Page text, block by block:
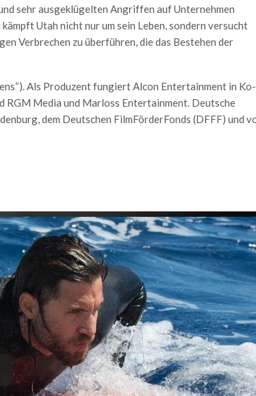
sehr ausgeklügelten Angriffen auf Unternehmen
Utah nicht nur um sein Leben, sondern versucht
Verbrechen zu überführen, die das Bestehen der
Als Produzent fungiert Alcon Entertainment in Ko-
RGM Media und Marloss Entertainment. Deutsche
dem Deutschen FilmFörderFonds (DFFF) und